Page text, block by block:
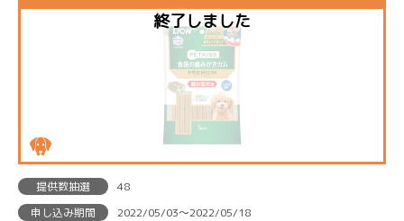
提供数抽選
48
申し込み期間
2022/05/03〜2022/05/18